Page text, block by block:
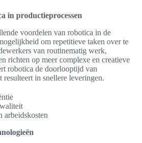
in productieprocessen
voordelen van robotica in de
om repetitieve taken over te
van routinematig werk,
richten op meer complexe en creatieve
robotica de doorlooptijd van
resulteert in snellere leveringen.
arbeidskosten